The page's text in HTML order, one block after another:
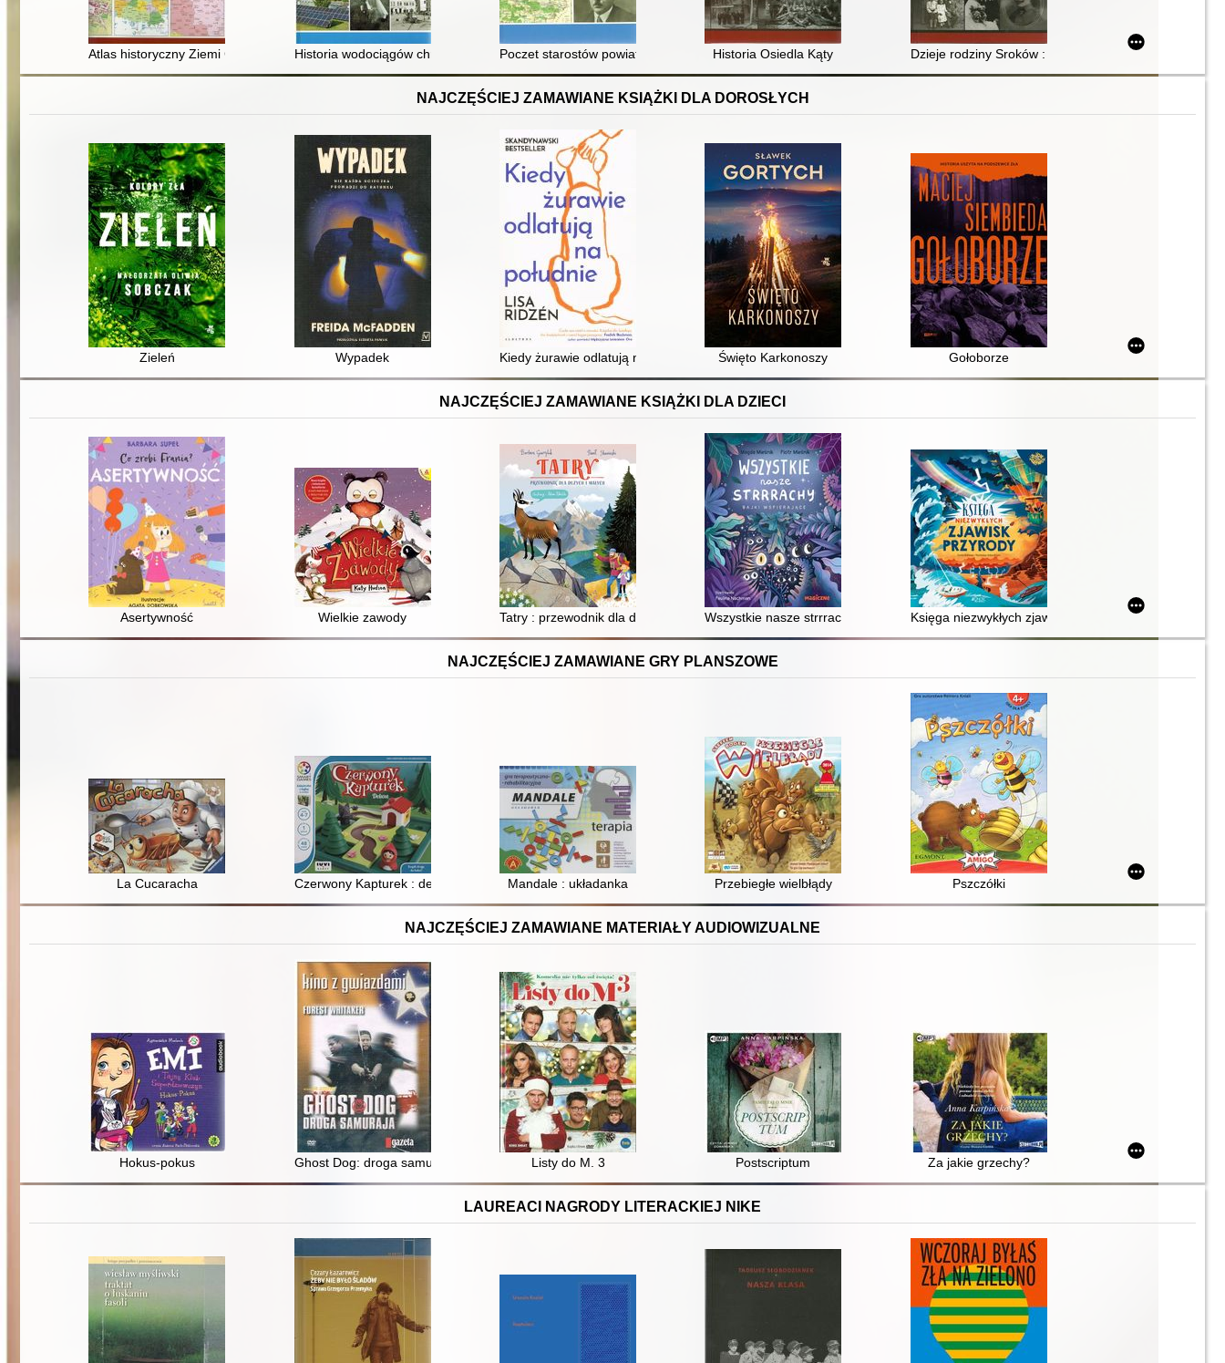
Atlas historyczny Ziemi Chrzanowskiej : atlas opracowany w stulecie odzyskania niepodległości przez Polskę 1918-2018
Historia wodociągów chrzanowskichPoczet starostów powiatu chrzanowskiegoHistoria Osiedla Kąty Dzieje rodziny Sroków : pamiętniki Ferdynanda Sroki
NAJCZĘŚCIEJ ZAMAWIANE KSIĄŻKI DLA DOROSŁYCH
Zieleń Wypadek Kiedy żurawie odlatują na południe Święto Karkonoszy Gołoborze
NAJCZĘŚCIEJ ZAMAWIANE KSIĄŻKI DLA DZIECI
Asertywność Wielkie zawody Tatry : przewodnik dla dużych i małychWszystkie nasze strrrachy : bajki wspierająceKsięga niezwykłych zjawisk przyrody
NAJCZĘŚCIEJ ZAMAWIANE GRY PLANSZOWE
La Cucaracha Czerwony Kapturek : deluxe Mandale : układanka Przebiegłe wielbłądy Pszczółki
NAJCZĘŚCIEJ ZAMAWIANE MATERIAŁY AUDIOWIZUALNE
Hokus-pokus Ghost Dog: droga samuraja Listy do M. 3 Postscriptum Za jakie grzechy?
LAUREACI NAGRODY LITERACKIEJ NIKE